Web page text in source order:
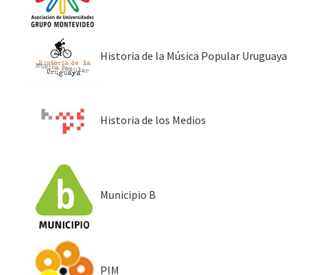
Historia de la Música Popular Uruguaya
Historia de los Medios
Municipio B
PIM